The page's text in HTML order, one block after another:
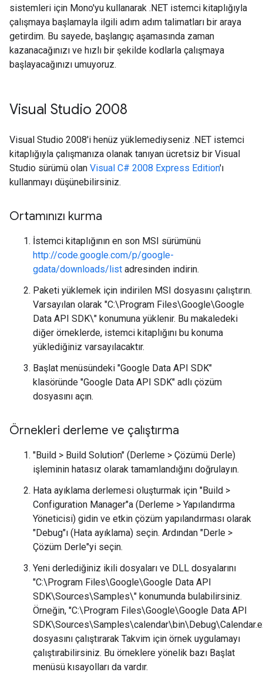
sistemleri için Mono'yu kullanarak .NET istemci kitaplığıyla
çalışmaya başlamayla ilgili adım adım talimatları bir araya
getirdim. Bu sayede, başlangıç aşamasında zaman
kazanacağınızı ve hızlı bir şekilde kodlarla çalışmaya
başlayacağınızı umuyoruz.
Visual Studio 2008
Visual Studio 2008'i henüz yüklemediyseniz .NET istemci
kitaplığıyla çalışmanıza olanak tanıyan ücretsiz bir Visual
Studio sürümü olan Visual C# 2008 Express Edition'ı
kullanmayı düşünebilirsiniz.
Ortamınızı kurma
İstemci kitaplığının en son MSI sürümünü
http://code.google.com/p/google-
gdata/downloads/list adresinden indirin.
Paketi yüklemek için indirilen MSI dosyasını çalıştırın.
Varsayılan olarak "C:\Program Files\Google\Google
Data API SDK\" konumuna yüklenir. Bu makaledeki
diğer örneklerde, istemci kitaplığını bu konuma
yüklediğiniz varsayılacaktır.
Başlat menüsündeki "Google Data API SDK"
klasöründe "Google Data API SDK" adlı çözüm
dosyasını açın.
Örnekleri derleme ve çalıştırma
"Build > Build Solution" (Derleme > Çözümü Derle)
işleminin hatasız olarak tamamlandığını doğrulayın.
Hata ayıklama derlemesi oluşturmak için "Build >
Configuration Manager"a (Derleme > Yapılandırma
Yöneticisi) gidin ve etkin çözüm yapılandırması olarak
"Debug"ı (Hata ayıklama) seçin. Ardından "Derle >
Çözüm Derle"yi seçin.
Yeni derlediğiniz ikili dosyaları ve DLL dosyalarını
"C:\Program Files\Google\Google Data API
SDK\Sources\Samples\" konumunda bulabilirsiniz.
Örneğin, "C:\Program Files\Google\Google Data API
dosyasını çalıştırarak Takvim için örnek uygulamayı
çalıştırabilirsiniz. Bu örneklere yönelik bazı Başlat
menüsü kısayolları da vardır.